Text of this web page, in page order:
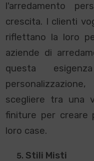
l'arredamento
crescita. I clienti
riflettano la loro
aziende di
questa
scegliere tra una
finiture per creare
loro case.
Stili Misti